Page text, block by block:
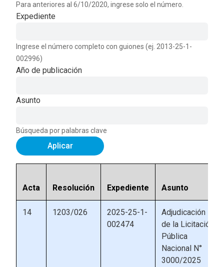
Para anteriores al 6/10/2020, ingrese solo el número.
Expediente
Ingrese el número completo con guiones (ej. 2013-25-1-
002996)
Año de publicación
Asunto
Búsqueda por palabras clave
Aplicar
Acta Resolución Expediente Asunto
14 1203/026
2025-25-1-
002474
Adjudicación
de la Licitación
Pública
Nacional N°
3000/2025